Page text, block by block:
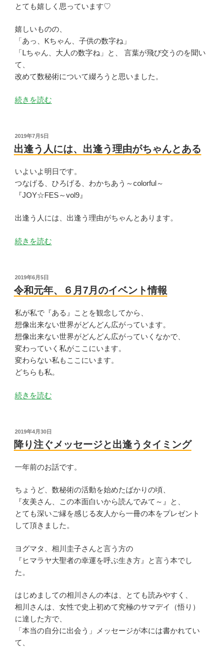
知
す”
の
とても嬉しく思っています♡
嬉しいものの、
「あっ、Kちゃん、子供の数字ね」
「Lちゃん、大人の数字ね」と、 言葉が飛び交うのを聞い
て、
改めて数秘術について綴ろうと思いました。
“は
数
秘
に
つ
い
の
続きを読む
投
稿
日:
2019年7月5日
出逢う人には、出逢う理由がちゃんとある
いよいよ明日です。
つなげる、ひろげる、わかちあう～colorful～
『JOY☆FES～vol9』
出逢う人には、出逢う理由がちゃんとあります。
“出
人
に
出
逢
う
理
由
が
ゃ
あ
る”
続きを読む
投
稿
日:
2019年6月5日
令和元年、６月7月のイベント情報
私が私で『ある』ことを観念してから、
想像出来ない世界がどんどん広がっています。
想像出来ない世界がどんどん広がっていくなかで、
変わっていく私がここにいます。
変わらない私もここにいます。
どちらも私。
“令
年、
６
7
の
イ
ベ
ン
情
報”
の
続きを読む
投
稿
日:
2019年4月30日
降り注ぐメッセージと出逢うタイミング
一年前のお話です。
ちょうど、数秘術の活動を始めたばかりの頃、
『友美さん、この本面白いから読んでみて～』と、
とても深いご縁を感じる友人から一冊の本をプレゼント
して頂きました。
ヨグマタ、相川圭子さんと言う方の
『ヒマラヤ大聖者の幸運を呼ぶ生き方』と言う本でし
た。
はじめましての相川さんの本は、とても読みやすく、
相川さんは、女性で史上初めて究極のサマデイ（悟り）
に達した方で、
「本当の自分に出会う」メッセージが本には書かれてい
て、